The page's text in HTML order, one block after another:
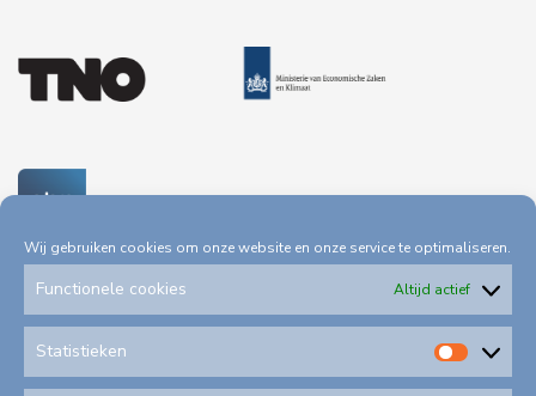
Wij gebruiken cookies om onze website en onze service te optimaliseren.
Functionele cookies Altijd actief
Statistieken